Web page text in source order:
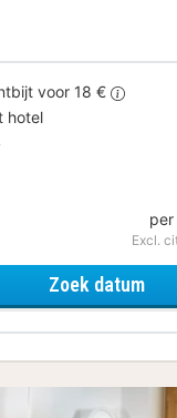
voor 18 €
hotel
Excl.
Zoek datum